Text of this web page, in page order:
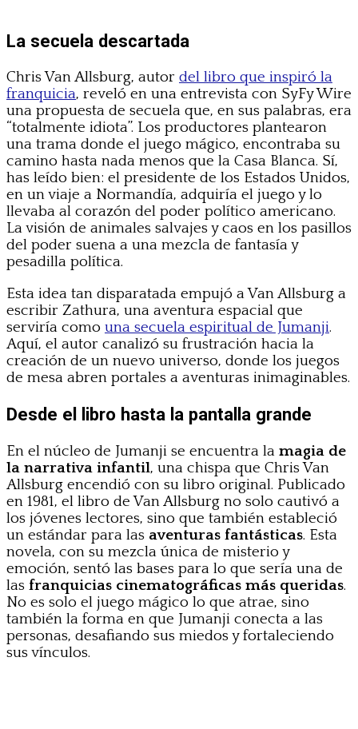
La secuela descartada
Chris Van Allsburg, autor del libro que inspiró la
franquicia, reveló en una entrevista con SyFy Wire
una propuesta de secuela que, en sus palabras, era
“totalmente idiota”. Los productores plantearon
una trama donde el juego mágico, encontraba su
camino hasta nada menos que la Casa Blanca. Sí,
has leído bien: el presidente de los Estados Unidos,
en un viaje a Normandía, adquiría el juego y lo
llevaba al corazón del poder político americano.
La visión de animales salvajes y caos en los pasillos
del poder suena a una mezcla de fantasía y
pesadilla política.
Esta idea tan disparatada empujó a Van Allsburg a
escribir Zathura, una aventura espacial que
serviría como una secuela espiritual de Jumanji.
Aquí, el autor canalizó su frustración hacia la
creación de un nuevo universo, donde los juegos
de mesa abren portales a aventuras inimaginables.
Desde el libro hasta la pantalla grande
En el núcleo de Jumanji se encuentra la magia de
la narrativa infantil, una chispa que Chris Van
Allsburg encendió con su libro original. Publicado
en 1981, el libro de Van Allsburg no solo cautivó a
los jóvenes lectores, sino que también estableció
un estándar para las aventuras fantásticas. Esta
novela, con su mezcla única de misterio y
emoción, sentó las bases para lo que sería una de
las franquicias cinematográficas más queridas.
No es solo el juego mágico lo que atrae, sino
también la forma en que Jumanji conecta a las
personas, desafiando sus miedos y fortaleciendo
sus vínculos.